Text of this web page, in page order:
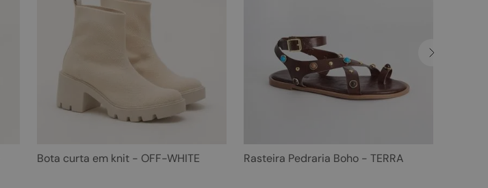
Bota curta em knit - OFF-WHITE Rasteira Pedraria Boho - TERRA